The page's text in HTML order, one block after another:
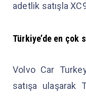
adetlik satışla
Türkiye’de en çok
Volvo Car
satışa ulaşarak